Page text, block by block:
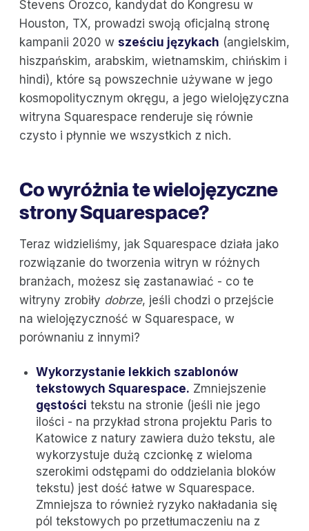
Stevens Orozco, kandydat do Kongresu w
Houston, TX, prowadzi swoją oficjalną stronę
kampanii 2020 w sześciu językach (angielskim,
hiszpańskim, arabskim, wietnamskim, chińskim i
hindi), które są powszechnie używane w jego
kosmopolitycznym okręgu, a jego wielojęzyczna
witryna Squarespace renderuje się równie
czysto i płynnie we wszystkich z nich.
Co wyróżnia te wielojęzyczne
strony Squarespace?
Teraz widzieliśmy, jak Squarespace działa jako
rozwiązanie do tworzenia witryn w różnych
branżach, możesz się zastanawiać - co te
witryny zrobiły dobrze, jeśli chodzi o przejście
na wielojęzyczność w Squarespace, w
porównaniu z innymi?
Wykorzystanie lekkich szablonów
tekstowych Squarespace. Zmniejszenie
gęstości tekstu na stronie (jeśli nie jego
ilości - na przykład strona projektu Paris to
Katowice z natury zawiera dużo tekstu, ale
wykorzystuje dużą czcionkę z wieloma
szerokimi odstępami do oddzielania bloków
tekstu) jest dość łatwe w Squarespace.
Zmniejsza to również ryzyko nakładania się
pól tekstowych po przetłumaczeniu na z